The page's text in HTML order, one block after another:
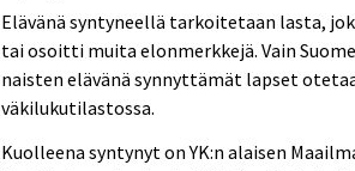
Elävänä syntyneellä tarkoitetaan lasta,
tai osoitti muita elonmerkkejä. Vain
naisten elävänä synnyttämät lapset
väkilukutilastossa.
Kuolleena syntynyt on YK:n alaisen